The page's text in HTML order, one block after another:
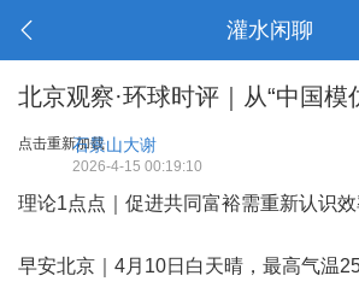
灌水闲聊
北京观察·环球时评｜从“中国模
点击重新加载石景山大谢
2026-4-15 00:19:10
理论1点点｜促进共同富裕需重新认识
早安北京｜4月10日白天晴，最高气温